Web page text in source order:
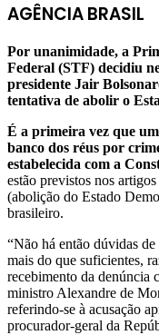
AGÊNCIA BRASIL
Por unanimidade, a
Federal (STF) decidiu
presidente Jair
tentativa de abolir o
É a primeira vez que
banco dos réus por
estabelecida com a
estão previstos nos
(abolição do Estado
brasileiro.
“Não há então dúvidas
mais do que suficientes,
recebimento da denúncia
ministro Alexandre de
referindo-se à acusação
procurador-geral da